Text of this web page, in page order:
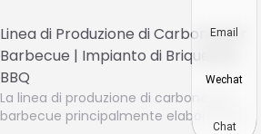
Linea di Produzione di Carbone per
Barbecue | Impianto di Briquettes
BBQ
La linea di produzione di carbone per
barbecue principalmente elabora vari…
Email
Wechat
Chat